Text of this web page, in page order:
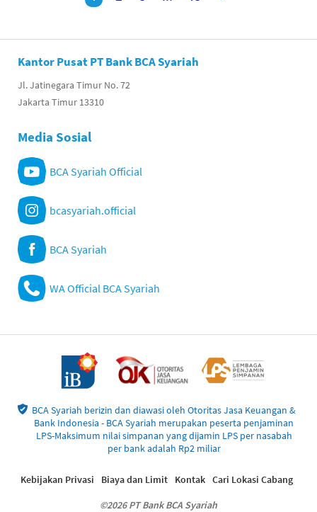
Kantor Pusat PT Bank BCA Syariah
Jl. Jatinegara Timur No. 72
Jakarta Timur 13310
Media Sosial
BCA Syariah Official
bcasyariah.official
BCA Syariah
WA Official BCA Syariah
BCA Syariah berizin dan diawasi oleh Otoritas Jasa Keuangan &
Bank Indonesia - BCA Syariah merupakan peserta penjaminan
LPS-Maksimum nilai simpanan yang dijamin LPS per nasabah
per bank adalah Rp2 miliar
©2026 PT Bank BCA Syariah
Kebijakan Privasi Biaya dan Limit Kontak Cari Lokasi Cabang